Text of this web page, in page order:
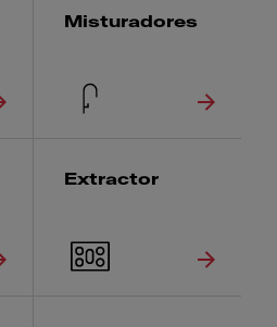
Misturadores
Extractor